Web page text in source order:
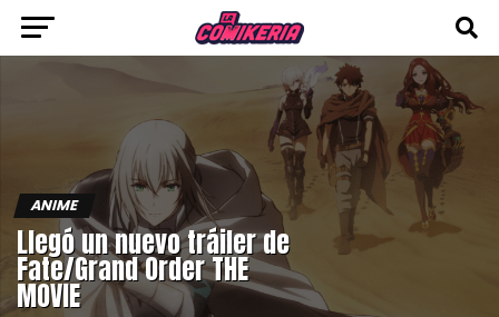
ANIME
Llegó un nuevo tráiler de
Fate/Grand Order THE
MOVIE